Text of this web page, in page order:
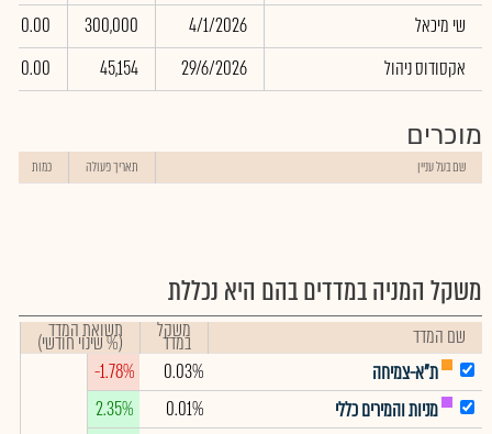
שי מיכאל
4/1/2026
300,000
0.00
אקסודוס ניהול
29/6/2026
45,154
0.00
מוכרים
שם בעל עניין תאריך פעולה כמות
משקל המניה במדדים בהם היא נכללת
שם המדד משקל
במדד תשואת המדד
(% שינוי חודשי)
ת"א-צמיחה
0.03%
-1.78%
מניות והמירים כללי
0.01%
2.35%